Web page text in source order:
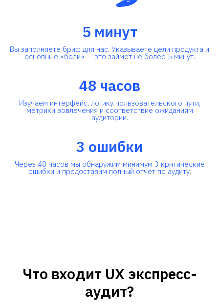
5 минут
Вы заполняете бриф для нас. Указываете цели продукта и
основные «боли» — это займёт не более 5 минут.
48 часов
Изучаем интерфейс, логику пользовательского пути,
метрики вовлечения и соответствие ожиданиям
аудитории.
3 ошибки
Через 48 часов мы обнаружим минимум 3 критические
ошибки и предоставим полный отчёт по аудиту.
Что входит UX экспресс-
аудит?